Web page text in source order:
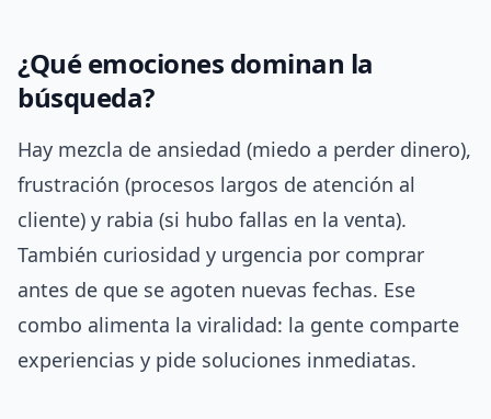
¿Qué emociones dominan la
búsqueda?
Hay mezcla de ansiedad (miedo a perder dinero),
frustración (procesos largos de atención al
cliente) y rabia (si hubo fallas en la venta).
También curiosidad y urgencia por comprar
antes de que se agoten nuevas fechas. Ese
combo alimenta la viralidad: la gente comparte
experiencias y pide soluciones inmediatas.